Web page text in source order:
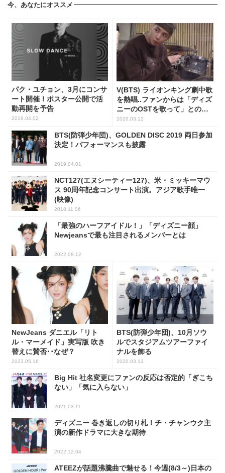
今、あなたにオススメ
パク・ユチョン、3月にコンサ
ート開催！ポスター公開で活
動再開を予告
2019.04.02
V(BTS) ライオンキング劇中歌
を熱唱..ファンからは「ディズ
ニーのOSTを歌って」との声
も
2020.03.12
BTS(防弾少年団)、GOLDEN DISC 2019 両日参加
決定！パフォーマンスも披露
2019.04.01
NCT127(エヌシーティー127)、米・ミッキーマウ
ス 90周年記念コンサート出演。アジア歌手唯一
(映像)
2018.11.06
「最強のハーフアイドル！」「ディズニー顔」
Newjeansで最も注目されるメンバーとは
2022.08.12
NewJeans ダニエル「リト
ル・マーメイド」実写版 吹き
替えに賛否･･なぜ？
2023.05.16
BTS(防弾少年団)、10月ソウ
ルでスタジアムツアーファイ
ナルを飾る
2020.03.13
Big Hit 社名変更にファンの反応は否定的「ぎこち
ない」「気に入らない」
2021.03.11
ディズニー 巻き返しの切り札！チ・チャンウク主
演の新作ドラマに大きな期待
2022.12.04
ATEEZが話題沸騰曲で魅せる！今週(8/3～)日本の